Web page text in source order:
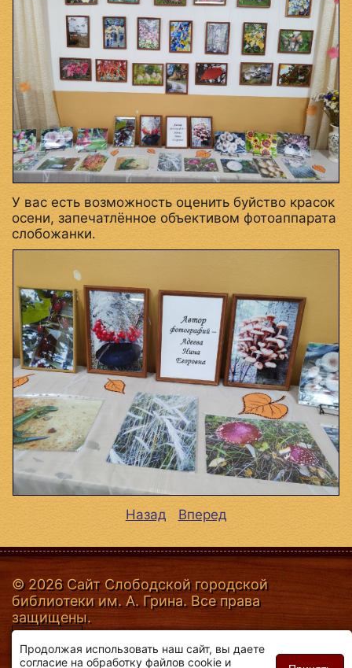
У вас есть возможность оценить буйство красок
осени, запечатлённое объективом фотоаппарата
слобожанки.
Назад Вперед
© 2026 Сайт Слободской городской
библиотеки им. А. Грина. Все права
защищены.
Продолжая использовать наш сайт, вы даете
согласие на обработку файлов cookie и